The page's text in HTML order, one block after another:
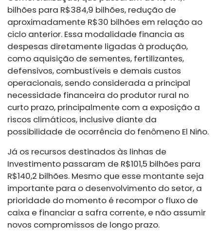
bilhões para R$384,9 bilhões, redução de
aproximadamente R$30 bilhões em relação ao
ciclo anterior. Essa modalidade financia as
despesas diretamente ligadas à produção,
como aquisição de sementes, fertilizantes,
defensivos, combustíveis e demais custos
operacionais, sendo considerada a principal
necessidade financeira do produtor rural no
curto prazo, principalmente com a exposição a
riscos climáticos, inclusive diante da
possibilidade de ocorrência do fenômeno El Niño.
Já os recursos destinados às linhas de
Investimento passaram de R$101,5 bilhões para
R$140,2 bilhões. Mesmo que esse montante seja
importante para o desenvolvimento do setor, a
prioridade do momento é recompor o fluxo de
caixa e financiar a safra corrente, e não assumir
novos compromissos de longo prazo.